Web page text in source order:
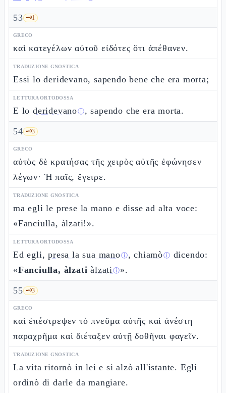
53 🗝️1
GRECO
καὶ κατεγέλων αὐτοῦ εἰδότες ὅτι ἀπέθανεν.
TRADUZIONE GNOSTICA
Essi lo deridevano, sapendo bene che era morta;
LETTURA ORTODOSSA
E lo deridevanoⓘ, sapendo che era morta.
54 🗝️3
GRECO
αὐτὸς δὲ κρατήσας τῆς χειρὸς αὐτῆς ἐφώνησεν
λέγων· Ἡ παῖς, ἔγειρε.
TRADUZIONE GNOSTICA
ma egli le prese la mano e disse ad alta voce:
«Fanciulla, àlzati!».
LETTURA ORTODOSSA
Ed egli,presa la sua manoⓘ,chiamòⓘ dicendo:
«Fanciulla, àlzati àlzatiⓘ».
55 🗝️3
GRECO
καὶ ἐπέστρεψεν τὸ πνεῦμα αὐτῆς καὶ ἀνέστη
παραχρῆμα καὶ διέταξεν αὐτῇ δοθῆναι φαγεῖν.
TRADUZIONE GNOSTICA
La vita ritornò in lei e si alzò all'istante. Egli
ordinò di darle da mangiare.